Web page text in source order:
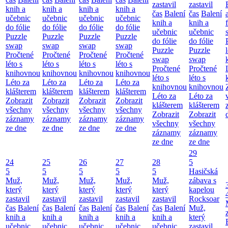
knih a
učebnic
do fólie
Puzzle
swap
Pročtené
léto s
knihovnou
Léto za
klášterem
Zobrazit
všechny
záznamy
ze dne
knih a
učebnic
do fólie
Puzzle
swap
Pročtené
léto s
knihovnou
Léto za
klášterem
Zobrazit
všechny
záznamy
ze dne
knih a
učebnic
do fólie
Puzzle
swap
Pročtené
léto s
knihovnou
Léto za
klášterem
Zobrazit
všechny
záznamy
ze dne
knih a
učebnic
do fólie
Puzzle
swap
Pročtené
léto s
knihovnou
Léto za
klášterem
Zobrazit
všechny
záznamy
ze dne
zastavil
čas Balení
knih a
učebnic
do fólie
Puzzle
swap
Pročtené
léto s
knihovnou
Léto za
klášterem
Zobrazit
všechny
záznamy
ze dne
zastavil
čas Balení
knih a
učebnic
do fólie
Puzzle
swap
Pročtené
léto s
knihovnou
Léto za
klášterem
Zobrazit
všechny
záznamy
ze dne
24
5
Muž,
který
zastavil
čas Balení
knih a
25
5
Muž,
který
zastavil
čas Balení
knih a
26
5
Muž,
který
zastavil
čas Balení
knih a
27
5
Muž,
který
zastavil
čas Balení
knih a
28
5
Muž,
který
zastavil
čas Balení
knih a
29
5
Hasičská
zábava s
kapelou
Rocksoar
Muž,
který